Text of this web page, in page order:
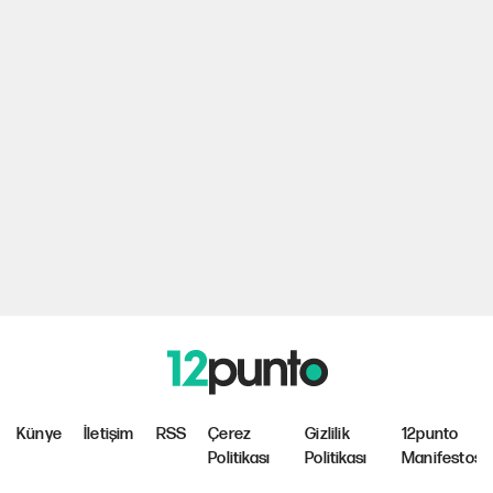
Künye İletişim RSS
Çerez
Politikası
Gizlilik
Politikası
12punto
Manifestosu